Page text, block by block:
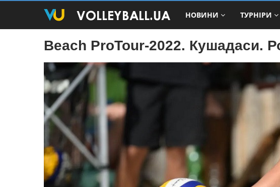
НОВИНИ ТУРНІРИ
Beach ProTour-2022. Кушадаси.